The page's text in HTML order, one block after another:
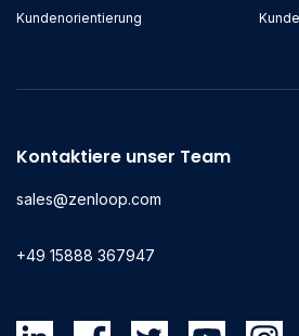
Kundenorientierung
Kontaktiere unser Team
sales@zenloop.com
+49 15888 367947